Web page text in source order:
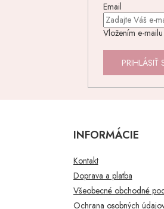
Email
Vložením e-mailu
PRIHLÁSIŤ
INFORMÁCIE
Kontakt
Doprava a platba
Všeobecné obchodné
Ochrana osobných